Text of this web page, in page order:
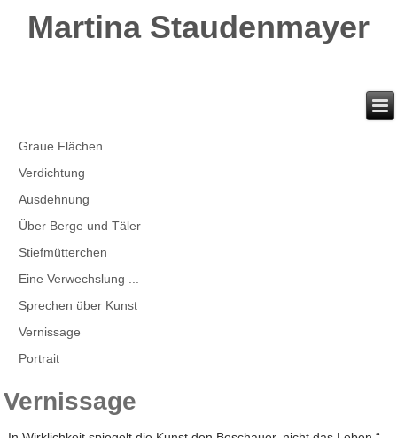
Martina Staudenmayer
Graue Flächen
Verdichtung
Ausdehnung
Über Berge und Täler
Stiefmütterchen
Eine Verwechslung ...
Sprechen über Kunst
Vernissage
Portrait
Vernissage